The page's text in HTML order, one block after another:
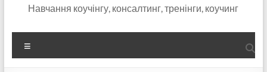
Навчання коучінгу, консалтинг, тренінги, коучинг